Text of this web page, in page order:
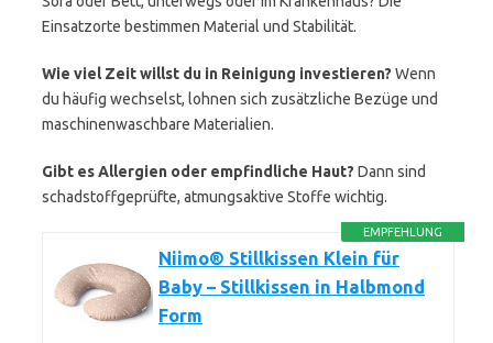
Einsatzorte bestimmen Material und Stabilität.
Wie viel Zeit willst du in Reinigung investieren? Wenn
du häufig wechselst, lohnen sich zusätzliche Bezüge und
maschinenwaschbare Materialien.
Gibt es Allergien oder empfindliche Haut? Dann sind
schadstoffgeprüfte, atmungsaktive Stoffe wichtig.
EMPFEHLUNG
Niimo® Stillkissen Klein für
Baby – Stillkissen in Halbmond
Form